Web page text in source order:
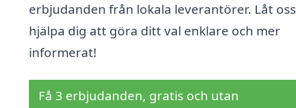
erbjudanden från lokala leverantörer. Låt oss
hjälpa dig att göra ditt val enklare och mer
informerat!
Få 3 erbjudanden, gratis och utan